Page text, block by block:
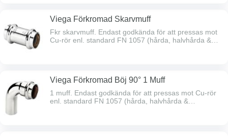
Viega Förkromad Skarvmuff
Fkr skarvmuff. Endast godkända för att pressas mot
Cu-rör enl. standard FN 1057 (hårda, halvhårda &
Viega Förkromad Böj 90° 1 Muff
1 muff. Endast godkända för att pressas mot Cu-rör
enl. standard FN 1057 (hårda, halvhårda &